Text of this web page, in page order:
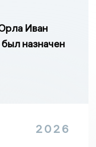
Иван
назначен
2026